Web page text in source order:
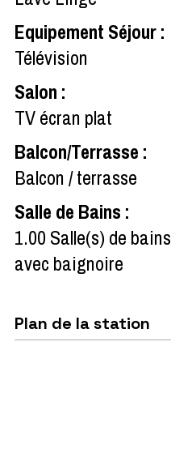
Equipement Séjour:
Télévision
Salon :
TV écran plat
Balcon/Terrasse :
Balcon / terrasse
Salle de Bains :
1.00 Salle(s) de bains
avec baignoire
Plan de la station